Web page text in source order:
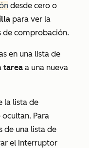
desde cero o
para ver la
de comprobación.
en una lista de
tarea a una nueva
la lista de
Para
de una lista de
el interruptor